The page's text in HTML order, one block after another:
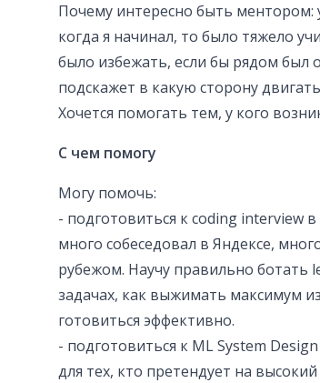
Почему интересно быть
когда я начинал, то было тяжело
было избежать, если бы рядом был
подскажет в какую сторону
Хочется помогать тем, у кого
С чем помогу
Могу помочь:
- подготовиться к coding interview
много собеседовал в Яндексе,
рубежом. Научу правильно ботать
задачах, как выжимать максимум
готовиться эффективно.
- подготовиться к ML System
для тех, кто претендует на